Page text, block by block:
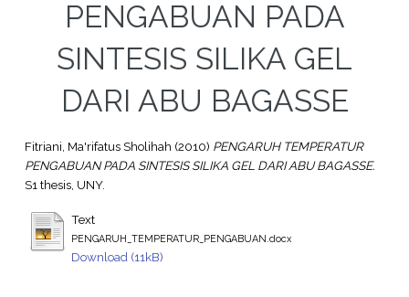
PENGABUAN PADA
SINTESIS SILIKA GEL
DARI ABU BAGASSE
Fitriani, Ma'rifatus Sholihah (2010) PENGARUH TEMPERATUR
PENGABUAN PADA SINTESIS SILIKA GEL DARI ABU BAGASSE.
S1 thesis, UNY.
Text
PENGARUH_TEMPERATUR_PENGABUAN.docx
Download (11kB)